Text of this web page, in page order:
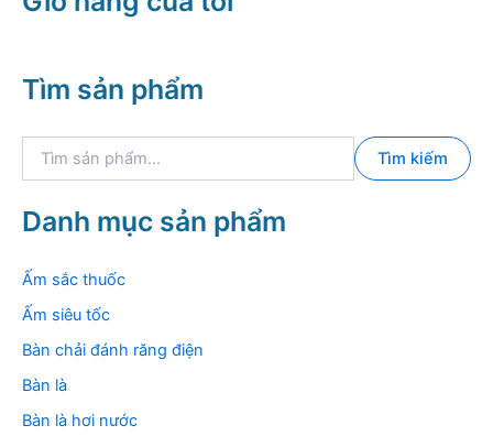
Tìm sản phẩm
k
i
m
Tìm kiếm
Danh mục sản phẩm
Ấm sắc thuốc
Ấm siêu tốc
Bàn chải đánh răng điện
Bàn là
Bàn là hơi nước